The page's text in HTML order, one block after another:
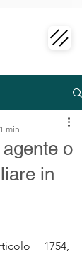
o
in
min
1754,